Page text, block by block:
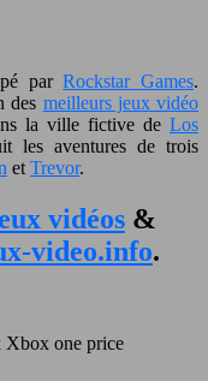
parRockstar Games.
des meilleurs jeux vidéo
la ville fictive de Los
les aventures de trois
et Trevor.
vidéos &
video.info.
Xbox one price